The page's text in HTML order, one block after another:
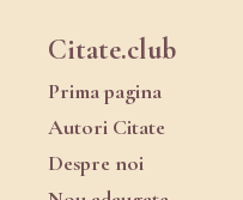
Citate.club
Prima pagina
Autori Citate
Despre noi